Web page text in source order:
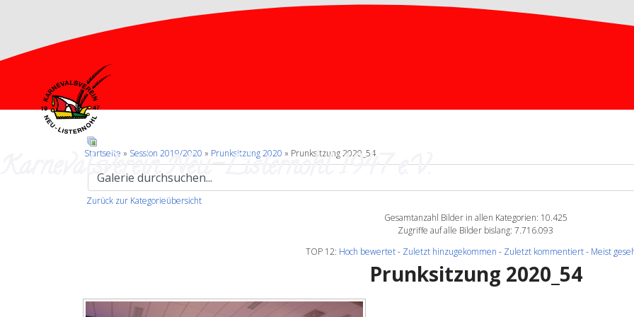
Karnevalsverein Neu-Listernohl 1947 e.V.
Startseite » Session 2019/2020 » Prunksitzung 2020 » Prunksitzung 2020_54
Zurück zur Kategorieübersicht
Gesamtanzahl Bilder in allen Kategorien: 10.425
Zugriffe auf alle Bilder bislang: 7.716.093
TOP 12: Hoch bewertet- Zuletzt hinzugekommen - Zuletzt kommentiert- Meist
Prunksitzung 2020_54